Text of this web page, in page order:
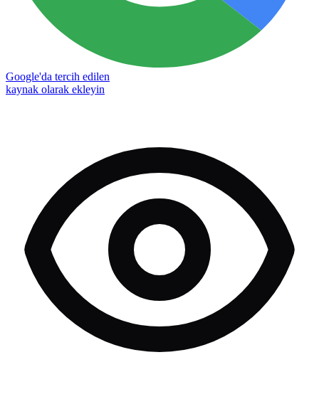
Google'da tercih edilen
kaynak olarak ekleyin